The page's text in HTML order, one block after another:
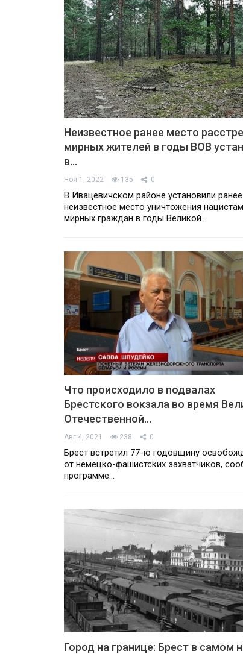
Неизвестное ранее место
мирных жителей в годы ВОВ
в…
Ноя 1, 2022 135 0
В Ивацевичском районе установили ранее
неизвестное место уничтожения
мирных граждан в годы Великой…
Что происходило в подвалах
Брестского вокзала во время
Отечественной…
Авг 4, 2021 238 0
Брест встретил 77-ю годовщину
от немецко-фашистских захватчиков,
программе…
Город на границе: Брест в самом